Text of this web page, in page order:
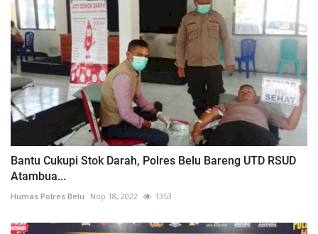
Bantu Cukupi Stok Darah, Polres Belu Bareng UTD RSUD
Atambua...
Humas Polres Belu Nop 18, 2022 1353